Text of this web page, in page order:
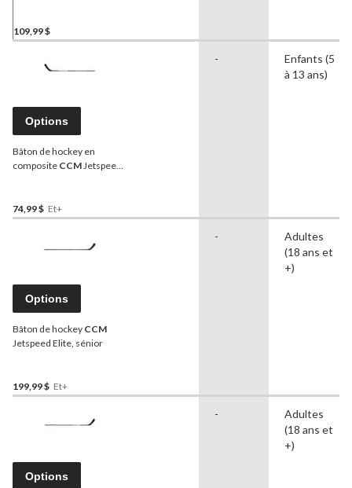
109,99 $
Options
Bâton de hockey en
composite CCM Jetspeed
74,99 $ Et+
-
Enfants (5
à 13 ans)
Options
Bâton de hockey CCM
Jetspeed Elite, sénior
199,99 $ Et+
-
Adultes
(18 ans et
+)
Options
-
Adultes
(18 ans et
+)